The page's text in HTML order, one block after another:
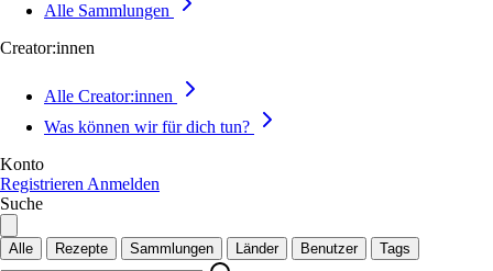
Alle Sammlungen
Creator:innen
Alle Creator:innen
Was können wir für dich tun?
Konto
Registrieren Anmelden
Suche
Alle Rezepte Sammlungen Länder Benutzer Tags